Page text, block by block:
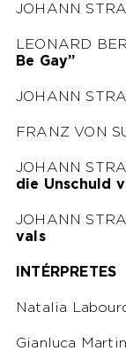
JOHANN
LEONARD
Be Gay”
JOHANN
FRANZ VON
JOHANN
die Unschuld
JOHANN
vals
INTÉRPRETES
Natalia
Gianluca